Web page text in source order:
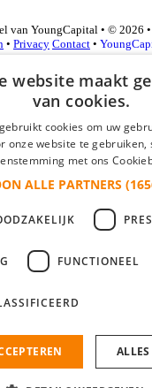
van YoungCapital • © 2026
• Privacy Contact •
zo gevonden!
website maakt
van cookies.
cookies om uw
onze website te gebruiken,
met ons
ALLE PARTNERS
FUNCTIONEEL